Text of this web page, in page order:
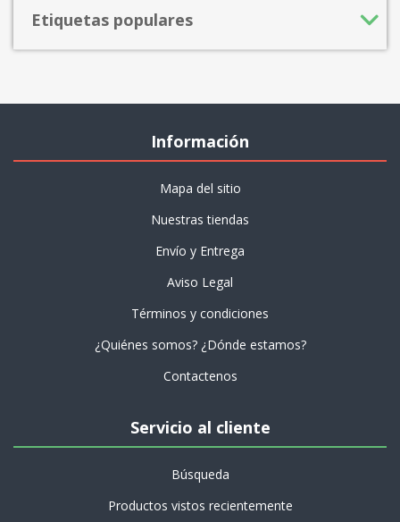
Etiquetas populares
Información
Mapa del sitio
Nuestras tiendas
Envío y Entrega
Aviso Legal
Términos y condiciones
¿Quiénes somos? ¿Dónde estamos?
Contactenos
Servicio al cliente
Búsqueda
Productos vistos recientemente